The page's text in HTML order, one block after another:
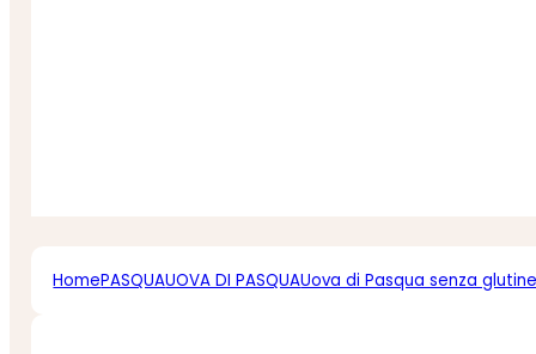
HomePASQUAUOVA DI PASQUAUova di Pasqua senza